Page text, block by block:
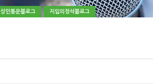
상민통운블로그 지입의정석블로그